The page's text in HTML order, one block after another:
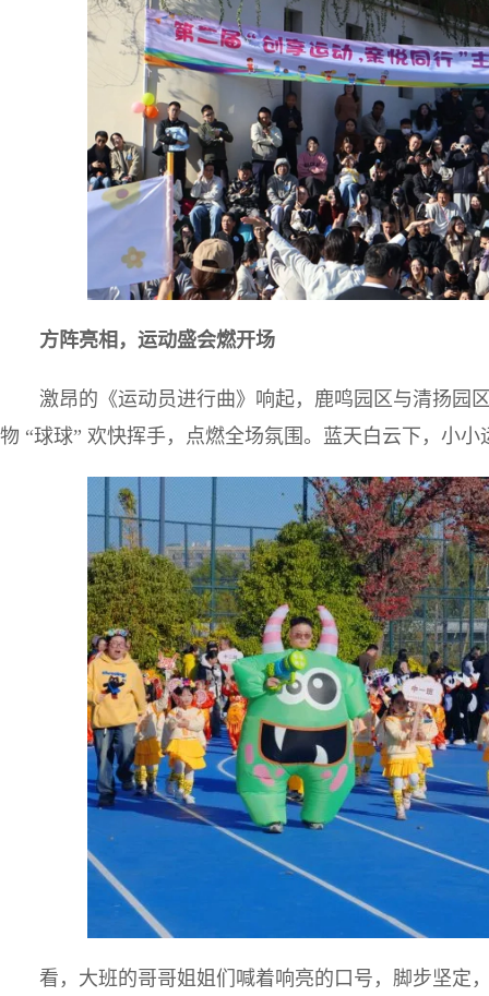
方阵亮相，运动盛会燃开场
激昂的《运动员进行曲》响起，鹿鸣园区与清扬园
物 “球球” 欢快挥手，点燃全场氛围。蓝天白云下，小
看，大班的哥哥姐姐们喊着响亮的口号，脚步坚定